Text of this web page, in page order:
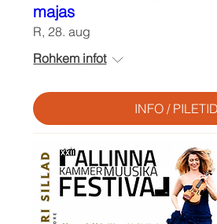
majas
R, 28. aug
Rohkem infot
INFO / PILETID